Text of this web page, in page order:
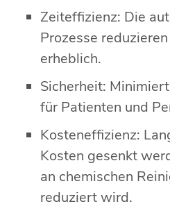
Zeiteffizienz: Die
Prozesse
erheblich.
Sicherheit:
für Patienten und
Kosteneffizienz:
Kosten gesenkt
an chemischen
reduziert wird.